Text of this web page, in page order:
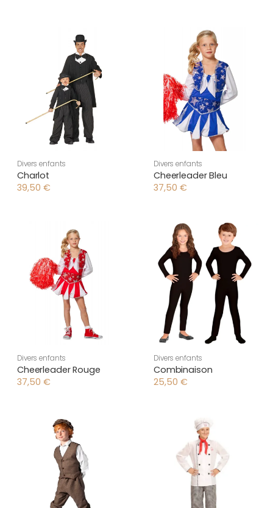
Divers enfants
Charlot
39,50 €
Divers enfants
Cheerleader Bleu
37,50 €
Divers enfants
Cheerleader Rouge
37,50 €
Divers enfants
Combinaison
25,50 €